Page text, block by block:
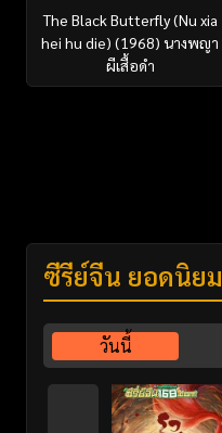
The Black Butterfly (Nu xia
hei hu die) (1968) นางพญา
ผีเสื้อดำ
ซีรี่ย์จีน ยอดนิยม
วันนี้